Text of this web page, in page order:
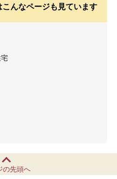
んなページも見ています
の先頭へ